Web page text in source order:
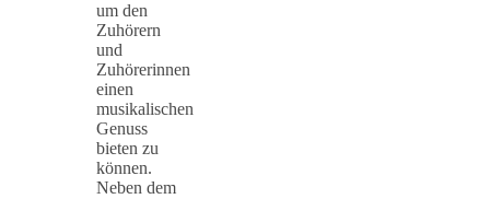
um den
Zuhörern
und
Zuhörerinnen
einen
musikalischen
Genuss
bieten zu
können.
Neben dem